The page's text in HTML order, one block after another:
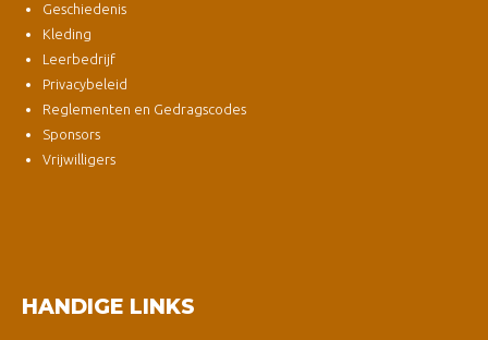
Geschiedenis
Kleding
Leerbedrijf
Privacybeleid
Reglementen en Gedragscodes
Sponsors
Vrijwilligers
HANDIGE LINKS